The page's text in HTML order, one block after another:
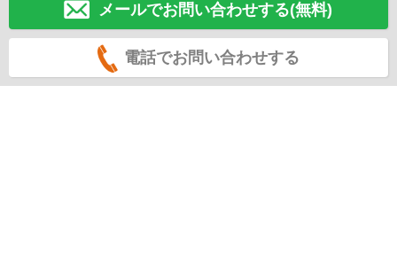
メールでお問い合わせする(無料)
電話でお問い合わせする